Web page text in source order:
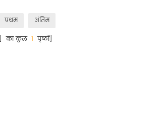
प्रथम
अंतिम
[ का कुल1 पृष्ठों]